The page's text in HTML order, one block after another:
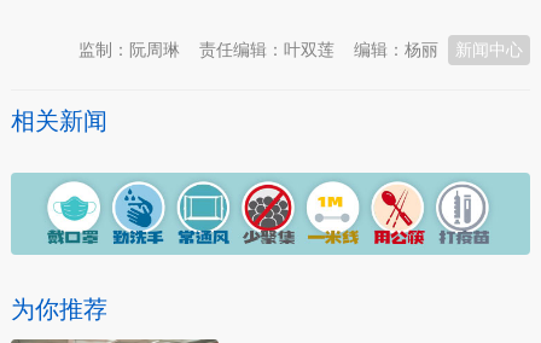
新闻中心
编辑：杨丽
责任编辑：叶双莲
监制：阮周琳
相关新闻
为你推荐